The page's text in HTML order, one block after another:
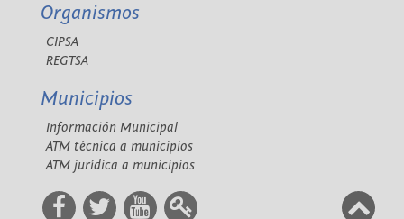
Organismos
CIPSA
REGTSA
Municipios
Información Municipal
ATM técnica a municipios
ATM jurídica a municipios